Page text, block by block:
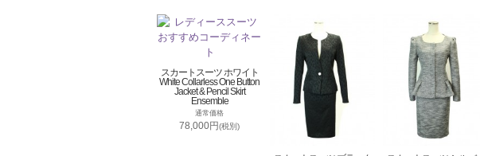
スカートスーツ ホワイト
White Collarless One Button
Jacket & Pencil Skirt
Ensemble
通常価格
78,000円(税別)